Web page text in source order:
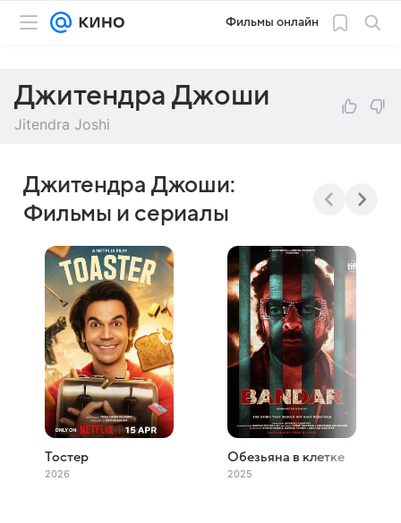
Фильмы онлайн
Джитендра Джоши
Jitendra Joshi
Джитендра Джоши:
Фильмы и сериалы
Тостер
2026
Обезьяна в клетке
2025